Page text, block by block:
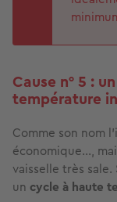
Cause n° 5 :
température
Comme son nom
économique…,
vaisselle très sale.
un cycle à haute